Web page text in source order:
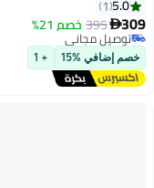
5.0
1
309
395خصم 21%
توصيل مجاني
توصيل مجاني
خصم إضافي %15 + 1